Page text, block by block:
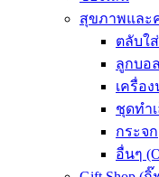
สุขภาพและ
ตลับใ
ลูกบอ
เครื่อ
ชุดทำ
กระจก
อื่นๆ